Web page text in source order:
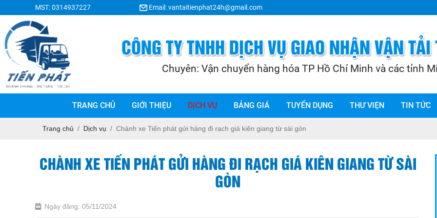
MST: 0314937227 Email: vantaitienphat24h@gmail.com
TRANG CHỦ GIỚI THIỆU DỊCH VỤ BẢNG GIÁ TUYỂN DỤNG THƯ VIỆN TIN TỨC
Trang chủ Dịch vụ Chành xe Tiến phát gửi hàng đi rạch giá kiên giang từ sài gòn
CHÀNH XE TIẾN PHÁT GỬI HÀNG ĐI RẠCH GIÁ KIÊN GIANG TỪ SÀI
GÒN
Ngày đăng: 05/11/2024